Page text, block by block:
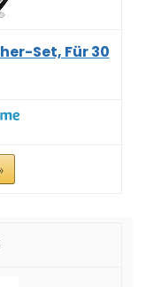
Set, Für 30